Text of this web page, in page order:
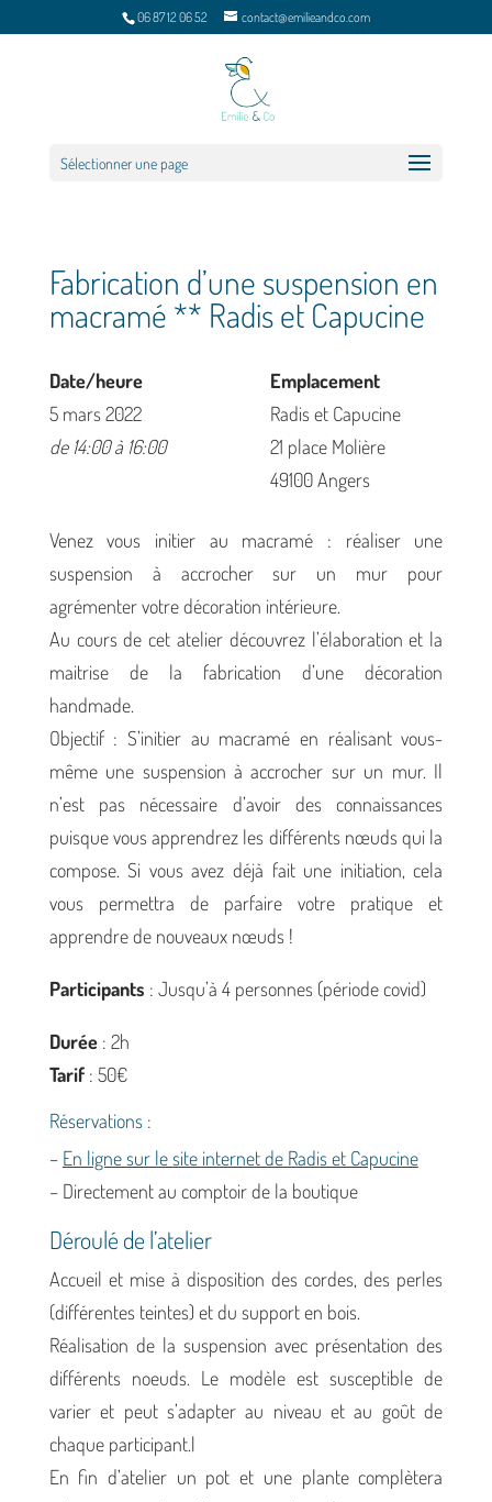
06 87 12 06 52 contact@emilieandco.com
Sélectionner une page
Fabrication d’une suspension en
macramé ** Radis et Capucine
Date/heure
5 mars 2022
de 14:00 à 16:00
Emplacement
Radis et Capucine
21 place Molière
49100 Angers
Venez vous initier au macramé : réaliser une
suspension à accrocher sur un mur pour
agrémenter votre décoration intérieure.
Au cours de cet atelier découvrez l’élaboration et la
maitrise de la fabrication d’une décoration
handmade.
Objectif : S’initier au macramé en réalisant vous-
même une suspension à accrocher sur un mur. Il
n’est pas nécessaire d’avoir des connaissances
puisque vous apprendrez les différents nœuds qui la
compose. Si vous avez déjà fait une initiation, cela
vous permettra de parfaire votre pratique et
apprendre de nouveaux nœuds !
Participants : Jusqu’à 4 personnes (période covid)
Durée: 2h
Tarif : 50€
Réservations :
– En ligne sur le site internet de Radis et Capucine
– Directement au comptoir de la boutique
Déroulé de l’atelier
Accueil et mise à disposition des cordes, des perles
(différentes teintes) et du support en bois.
Réalisation de la suspension avec présentation des
différents noeuds. Le modèle est susceptible de
varier et peut s’adapter au niveau et au goût de
chaque participant.|
En fin d’atelier un pot et une plante complètera